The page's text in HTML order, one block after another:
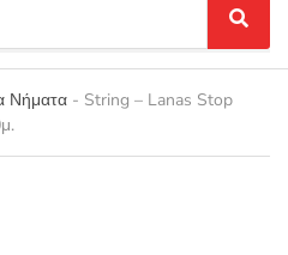
S
e
a
Νήματα - String – Lanas Stop